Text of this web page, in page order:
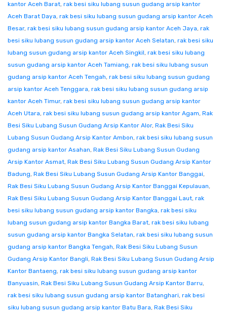
kantor Aceh Barat, rak besi siku lubang susun gudang arsip kantor
Aceh Barat Daya, rak besi siku lubang susun gudang arsip kantor Aceh
Besar, rak besi siku lubang susun gudang arsip kantor Aceh Jaya, rak
besi siku lubang susun gudang arsip kantor Aceh Selatan, rak besi siku
lubang susun gudang arsip kantor Aceh Singkil, rak besi siku lubang
susun gudang arsip kantor Aceh Tamiang, rak besi siku lubang susun
gudang arsip kantor Aceh Tengah, rak besi siku lubang susun gudang
arsip kantor Aceh Tenggara, rak besi siku lubang susun gudang arsip
kantor Aceh Timur, rak besi siku lubang susun gudang arsip kantor
Aceh Utara, rak besi siku lubang susun gudang arsip kantor Agam, Rak
Besi Siku Lubang Susun Gudang Arsip Kantor Alor, Rak Besi Siku
Lubang Susun Gudang Arsip Kantor Ambon, rak besi siku lubang susun
gudang arsip kantor Asahan, Rak Besi Siku Lubang Susun Gudang
Arsip Kantor Asmat, Rak Besi Siku Lubang Susun Gudang Arsip Kantor
Badung, Rak Besi Siku Lubang Susun Gudang Arsip Kantor Banggai,
Rak Besi Siku Lubang Susun Gudang Arsip Kantor Banggai Kepulauan,
Rak Besi Siku Lubang Susun Gudang Arsip Kantor Banggai Laut, rak
besi siku lubang susun gudang arsip kantor Bangka, rak besi siku
lubang susun gudang arsip kantor Bangka Barat, rak besi siku lubang
susun gudang arsip kantor Bangka Selatan, rak besi siku lubang susun
gudang arsip kantor Bangka Tengah, Rak Besi Siku Lubang Susun
Gudang Arsip Kantor Bangli, Rak Besi Siku Lubang Susun Gudang Arsip
Kantor Bantaeng, rak besi siku lubang susun gudang arsip kantor
Banyuasin, Rak Besi Siku Lubang Susun Gudang Arsip Kantor Barru,
rak besi siku lubang susun gudang arsip kantor Batanghari, rak besi
siku lubang susun gudang arsip kantor Batu Bara, Rak Besi Siku